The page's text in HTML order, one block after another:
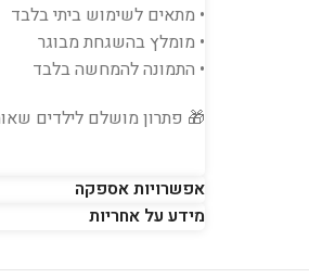
• מתאים לשימוש ביתי בלבד
• מומלץ בהשגחת מבוגר
• התמונה להמחשה בלבד
🎁 פתרון מושלם לילדים
אפשרויות אספקה
מידע על אחריות